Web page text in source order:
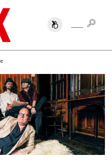
SUCHE